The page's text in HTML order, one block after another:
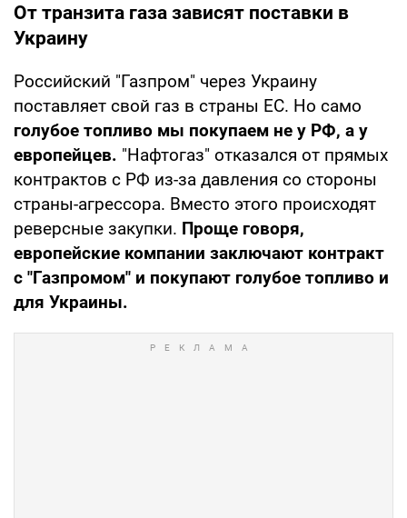
От транзита газа зависят поставки в
Украину
Российский "Газпром" через Украину
поставляет свой газ в страны ЕС. Но само
голубое топливо мы покупаем не у РФ, а у
европейцев. "Нафтогаз" отказался от прямых
контрактов с РФ из-за давления со стороны
страны-агрессора. Вместо этого происходят
реверсные закупки. Проще говоря,
европейские компании заключают контракт
с "Газпромом" и покупают голубое топливо и
для Украины.